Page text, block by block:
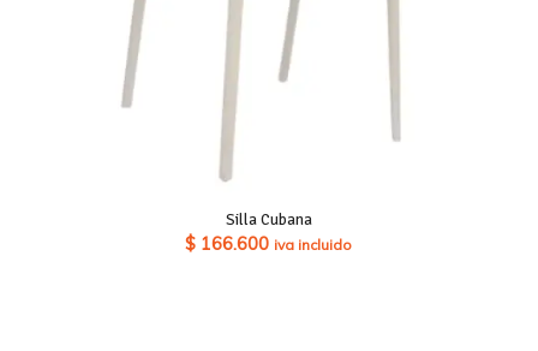
Silla Cubana
$ 166.600 iva incluido